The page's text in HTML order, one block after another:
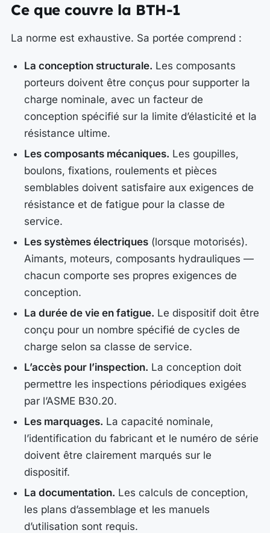
Ce que couvre la BTH-1
La norme est exhaustive. Sa portée comprend :
La conception structurale. Les composants
porteurs doivent être conçus pour supporter la
charge nominale, avec un facteur de
conception spécifié sur la limite d’élasticité et la
résistance ultime.
Les composants mécaniques. Les goupilles,
boulons, fixations, roulements et pièces
semblables doivent satisfaire aux exigences de
résistance et de fatigue pour la classe de
service.
Les systèmes électriques (lorsque motorisés).
Aimants, moteurs, composants hydrauliques —
chacun comporte ses propres exigences de
conception.
La durée de vie en fatigue. Le dispositif doit être
conçu pour un nombre spécifié de cycles de
charge selon sa classe de service.
L’accès pour l’inspection. La conception doit
permettre les inspections périodiques exigées
par l’ASME B30.20.
Les marquages. La capacité nominale,
l’identification du fabricant et le numéro de série
doivent être clairement marqués sur le
dispositif.
La documentation. Les calculs de conception,
les plans d’assemblage et les manuels
d’utilisation sont requis.